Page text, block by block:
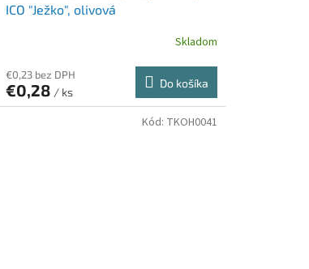
ICO "Ježko", olivová
Skladom
€0,23 bez DPH
€0,28 / ks
Do košíka
Kód: TKOH0041